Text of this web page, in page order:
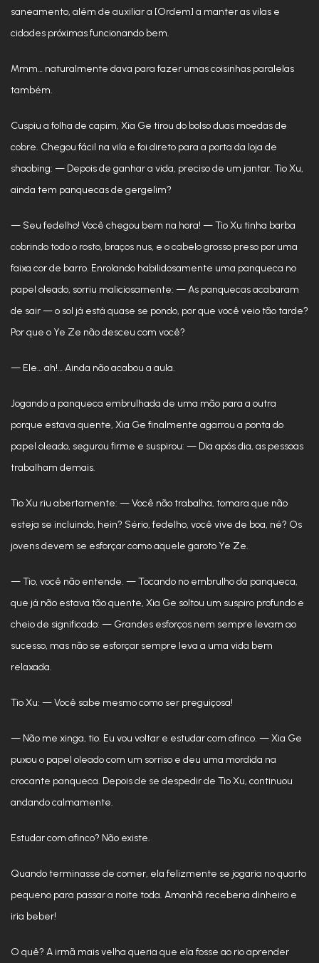
saneamento, além de auxiliar a [Ordem] a manter as vilas e
cidades próximas funcionando bem.
Mmm… naturalmente dava para fazer umas coisinhas paralelas
também.
Cuspiu a folha de capim, Xia Ge tirou do bolso duas moedas de
cobre. Chegou fácil na vila e foi direto para a porta da loja de
shaobing: — Depois de ganhar a vida, preciso de um jantar. Tio Xu,
ainda tem panquecas de gergelim?
— Seu fedelho! Você chegou bem na hora! — Tio Xu tinha barba
cobrindo todo o rosto, braços nus, e o cabelo grosso preso por uma
faixa cor de barro. Enrolando habilidosamente uma panqueca no
papel oleado, sorriu maliciosamente: — As panquecas acabaram
de sair — o sol já está quase se pondo, por que você veio tão tarde?
Por que o Ye Ze não desceu com você?
— Ele… ah!… Ainda não acabou a aula.
Jogando a panqueca embrulhada de uma mão para a outra
porque estava quente, Xia Ge finalmente agarrou a ponta do
papel oleado, segurou firme e suspirou: — Dia após dia, as pessoas
trabalham demais.
Tio Xu riu abertamente: — Você não trabalha, tomara que não
esteja se incluindo, hein? Sério, fedelho, você vive de boa, né? Os
jovens devem se esforçar como aquele garoto Ye Ze.
— Tio, você não entende. — Tocando no embrulho da panqueca,
que já não estava tão quente, Xia Ge soltou um suspiro profundo e
cheio de significado: — Grandes esforços nem sempre levam ao
sucesso, mas não se esforçar sempre leva a uma vida bem
relaxada.
Tio Xu: — Você sabe mesmo como ser preguiçosa!
— Não me xinga, tio. Eu vou voltar e estudar com afinco. — Xia Ge
puxou o papel oleado com um sorriso e deu uma mordida na
crocante panqueca. Depois de se despedir de Tio Xu, continuou
andando calmamente.
Estudar com afinco? Não existe.
Quando terminasse de comer, ela felizmente se jogaria no quarto
pequeno para passar a noite toda. Amanhã receberia dinheiro e
iria beber!
O quê? A irmã mais velha queria que ela fosse ao rio aprender